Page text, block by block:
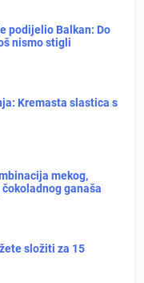
podijelio Balkan: Do
nismo stigli
Kremasta slastica s
mekog,
ganaša
složiti za 15